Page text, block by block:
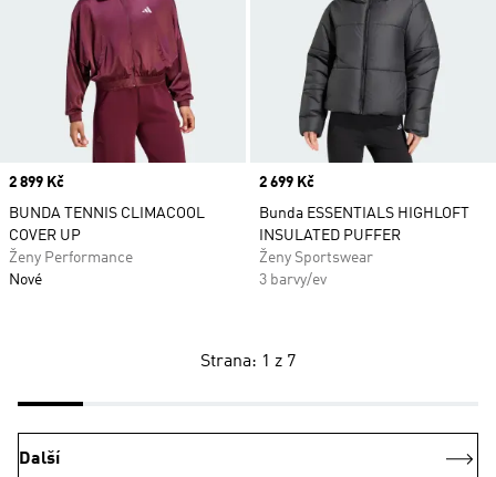
Price
2 899 Kč
BUNDA TENNIS CLIMACOOL
COVER UP
Ženy Performance
Nové
Price
2 699 Kč
Bunda ESSENTIALS HIGHLOFT
INSULATED PUFFER
Ženy Sportswear
3 barvy/ev
Strana: 1 z 7
Další